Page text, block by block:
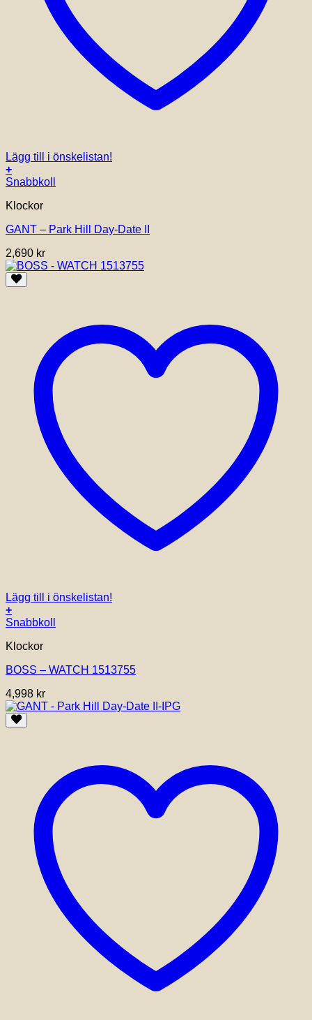
Lägg till i önskelistan!
+
Snabbkoll
Klockor
GANT – Park Hill Day-Date II
2,690 kr
Lägg till i önskelistan!
+
Snabbkoll
Klockor
BOSS – WATCH 1513755
4,998 kr